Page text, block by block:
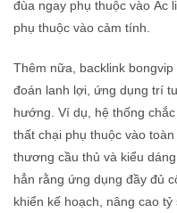
đùa ngay phụ thuộc vào Ác
phụ thuộc vào cảm tính.
Thêm nữa, backlink
đoán lanh lợi, ứng dụng trí
hướng. Ví dụ, hệ thống
thất chại phụ thuộc vào
thương cầu thủ và kiểu
hẳn rằng ứng dụng đầy đủ
khiển kế hoạch, nâng cao